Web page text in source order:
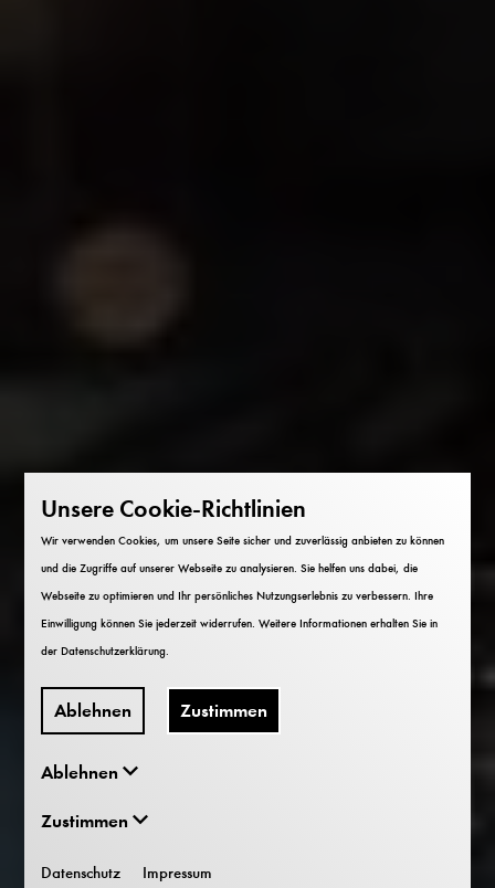
Unsere Cookie-Richtlinien
Wir verwenden Cookies, um unsere Seite sicher und zuverlässig anbieten zu können
und die Zugriffe auf unserer Webseite zu analysieren. Sie helfen uns dabei, die
Webseite zu optimieren und Ihr persönliches Nutzungserlebnis zu verbessern. Ihre
Einwilligung können Sie jederzeit widerrufen. Weitere Informationen erhalten Sie in
derDatenschutzerklärung
Ablehnen Zustimmen
Ablehnen
Zustimmen
Datenschutz Impressum